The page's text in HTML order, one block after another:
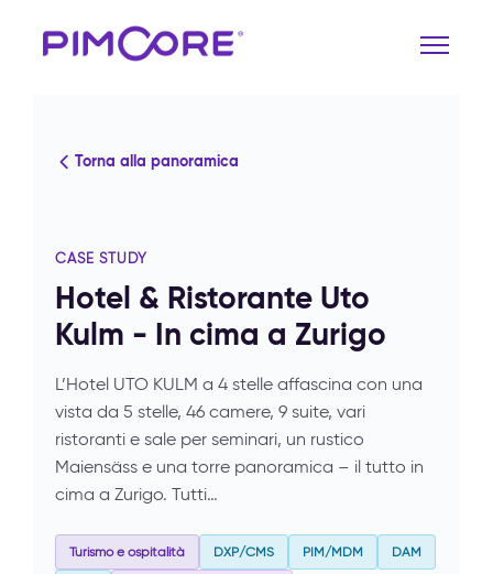
Torna alla panoramica
CASE STUDY
Hotel & Ristorante Uto
Kulm - In cima a Zurigo
L’Hotel UTO KULM a 4 stelle affascina con una
vista da 5 stelle, 46 camere, 9 suite, vari
ristoranti e sale per seminari, un rustico
Maiensäss e una torre panoramica – il tutto in
cima a Zurigo. Tutti…
Turismo e ospitalità DXP/CMS PIM/MDM DAM